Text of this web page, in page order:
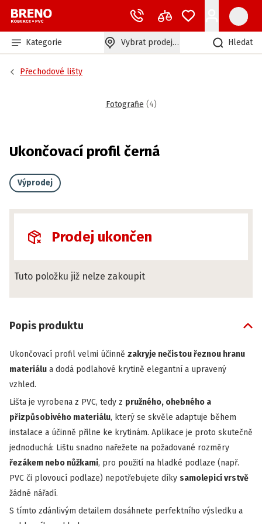
Kategorie Vybrat prodejnu Hledat
Přechodové lišty
Fotografie (4)
Ukončovací profil černá
Výprodej
Prodej ukončen
Tuto položku již nelze zakoupit
Popis produktu
Ukončovací profil velmi účinně zakryje nečistou řeznou hranu
materiálu a dodá podlahové krytině elegantní a upravený
vzhled.
Lišta je vyrobena z PVC, tedy z pružného, ohebného a
přizpůsobivého materiálu, který se skvěle adaptuje během
instalace a účinně přilne ke krytinám. Aplikace je proto skutečně
jednoduchá: Lištu snadno nařežete na požadované rozměry
řezákem nebo nůžkami, pro použití na hladké podlaze (např.
PVC či plovoucí podlaze) nepotřebujete díky samolepicí vrstvě
žádné nářadí.
S tímto zdánlivým detailem dosáhnete perfektního výsledku a